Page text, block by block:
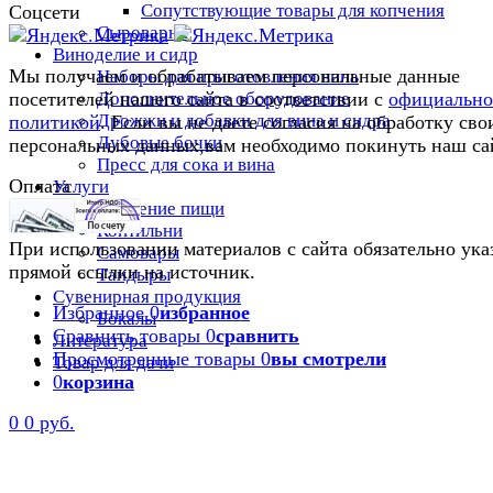
Сопутствующие товары для копчения
Сыроварни
Виноделие и сидр
Наборы для приготовления вина
Дополнительное оборудование
Дрожжи и добавки для вина и сидра
Дубовые бочки
Пресс для сока и вина
Услуги
Приготовление пищи
Коптильни
Самовары
Тандыры
Сувенирная продукция
Бокалы
Литература
Товар для дачи
Соцсети
Мы получаем и обрабатываем персональные данные
посетителей нашего сайта в соответствии с
политикой. Если вы не даете согласия на обработку
персональных данных,вам необходимо покинуть наш
Оплата
При использовании материалов с сайта обязательно
прямой ссылки на источник.
Избранное 0избранное
Сравнить товары 0сравнить
Просмотренные товары 0вы смотрели
0корзина
0 0 руб.